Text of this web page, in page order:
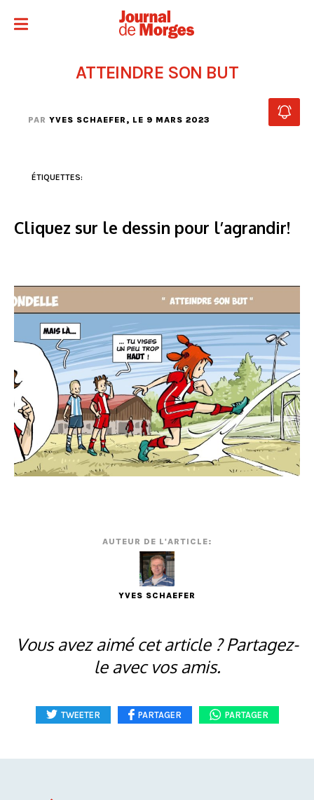
ATTEINDRE SON BUT
PAR YVES SCHAEFER, LE 9 MARS 2023
ÉTIQUETTES:
Cliquez sur le dessin pour l’agrandir!
AUTEUR DE L'ARTICLE:
YVES SCHAEFER
Vous avez aimé cet article ? Partagez-
le avec vos amis.
TWEETER PARTAGER PARTAGER